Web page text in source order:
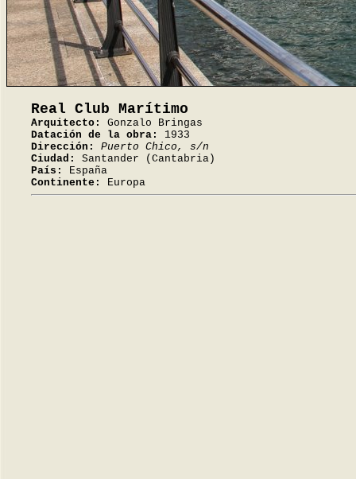
Real Club Marítimo
Arquitecto:
Gonzalo Bringas
Datación de la obra:
1933
Dirección:
Puerto Chico, s/n
Ciudad:
Santander (Cantabria)
País:
España
Continente:
Europa